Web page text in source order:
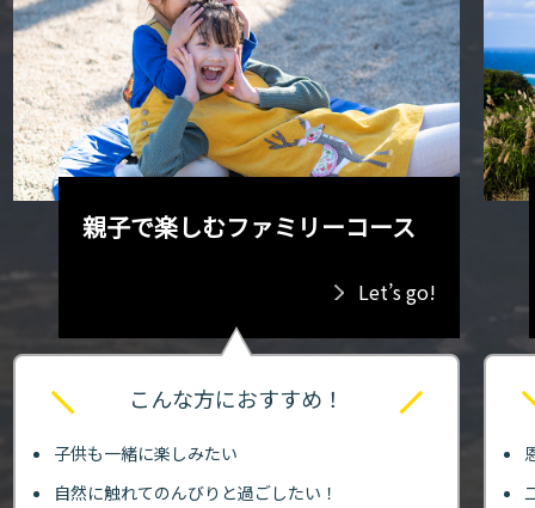
親子で楽しむファミリーコース
Let’s go!
こんな方におすすめ！
子供も一緒に楽しみたい
自然に触れてのんびりと過ごしたい！